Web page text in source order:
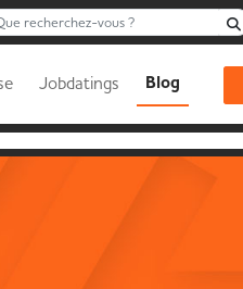
recherchez-vous ?
Jobdatings Blog